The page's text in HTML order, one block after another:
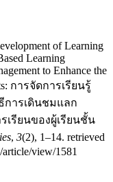
of Learning
Learning
to Enhance the
การจัดการเรียนรู้
การเดินชมแลก
เรียนของผู้เรียนชั้น
, 3(2), 1–14. retrieved
view/1581